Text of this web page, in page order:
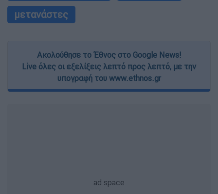
μετανάστες
Ακολούθησε το Έθνος στο Google News!
Live όλες οι εξελίξεις λεπτό προς λεπτό, με την
υπογραφή του www.ethnos.gr